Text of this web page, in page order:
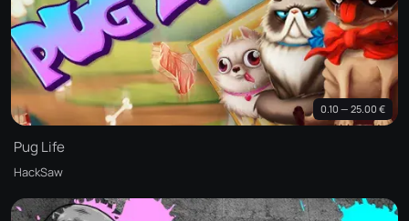
0.10 — 25.00 €
Pug Life
HackSaw